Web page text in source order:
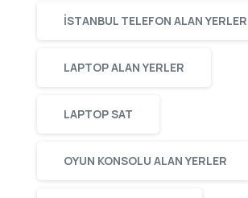
ISTANBUL TELEFON ALAN YERLER
LAPTOP ALAN YERLER
LAPTOP SAT
OYUN KONSOLU ALAN YERLER